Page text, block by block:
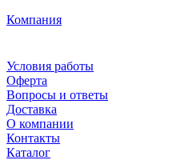
Компания
Условия работы
Оферта
Вопросы и ответы
Доставка
О компании
Контакты
Каталог